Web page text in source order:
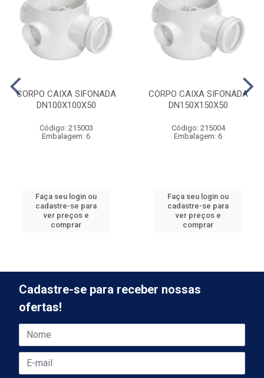
CORPO CAIXA SIFONADA
DN100X100X50
Código: 215003
Embalagem: 6
Faça seu login ou
cadastre-se para
ver preços e
comprar
CORPO CAIXA SIFONADA
DN150X150X50
Código: 215004
Embalagem: 6
Faça seu login ou
cadastre-se para
ver preços e
comprar
Cadastre-se para receber nossas
ofertas!